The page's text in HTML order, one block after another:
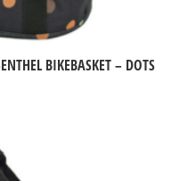
BIKEBASKET – DOTS